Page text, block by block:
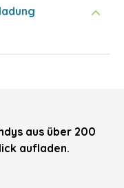
aus über 200
aufladen.